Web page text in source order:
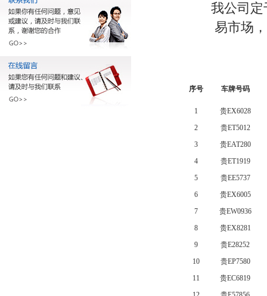
我公司定于
易市场
序号 车牌号码
1
贵EX6028
2
贵ET5012
3
贵EAT280
4
贵ET1919
5
贵EE5737
6
贵EX6005
7
贵EW0936
8
贵EX8281
9
贵E28252
10
贵EP7580
11
贵EC6819